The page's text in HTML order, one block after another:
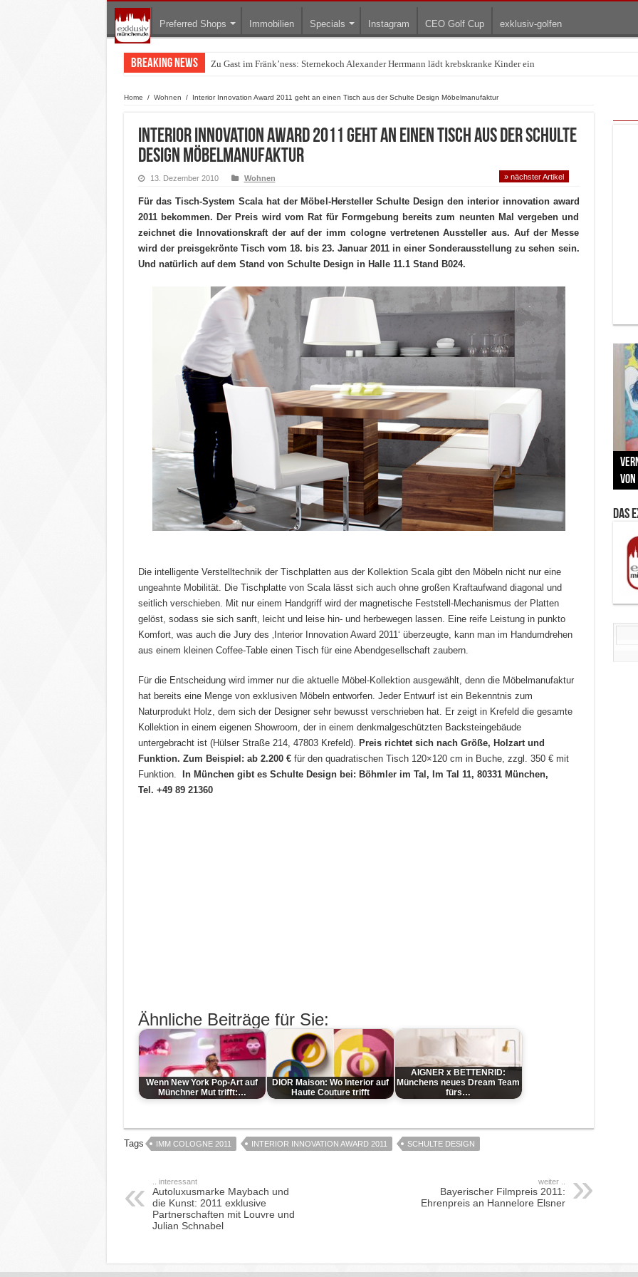
Preferred Shops Immobilien Specials Instagram CEO Golf Cup exklusiv-golfen
Breaking News Zu Gast im Fränk’ness: Sternekoch Alexander Herrmann lädt krebskranke Kinder ein
Warum München gerade zum Treffpunkt der Lingerie-Branche wurde
Home / Wohnen / Interior Innovation Award 2011 geht an einen Tisch aus der Schulte Design Möbelmanufaktur
Interior Innovation Award 2011 geht an einen Tisch aus der Schulte
Design Möbelmanufaktur
13. Dezember 2010 Wohnen » nächster Artikel
Für das Tisch-System Scala hat der Möbel-Hersteller Schulte Design den interior innovation award
2011 bekommen. Der Preis wird vom Rat für Formgebung bereits zum neunten Mal vergeben und
zeichnet die Innovationskraft der auf der imm cologne vertretenen Aussteller aus. Auf der Messe
wird der preisgekrönte Tisch vom 18. bis 23. Januar 2011 in einer Sonderausstellung zu sehen sein.
Und natürlich auf dem Stand von Schulte Design in Halle 11.1 Stand B024.
Die intelligente Verstelltechnik der Tischplatten aus der Kollektion Scala gibt den Möbeln nicht nur eine
ungeahnte Mobilität. Die Tischplatte von Scala lässt sich auch ohne großen Kraftaufwand diagonal und
seitlich verschieben. Mit nur einem Handgriff wird der magnetische Feststell-Mechanismus der Platten
gelöst, sodass sie sich sanft, leicht und leise hin- und herbewegen lassen. Eine reife Leistung in punkto
Komfort, was auch die Jury des ‚Interior Innovation Award 2011‘ überzeugte, kann man im Handumdrehen
aus einem kleinen Coffee-Table einen Tisch für eine Abendgesellschaft zaubern.
Für die Entscheidung wird immer nur die aktuelle Möbel-Kollektion ausgewählt, denn die Möbelmanufaktur
hat bereits eine Menge von exklusiven Möbeln entworfen. Jeder Entwurf ist ein Bekenntnis zum
Naturprodukt Holz, dem sich der Designer sehr bewusst verschrieben hat. Er zeigt in Krefeld die gesamte
Kollektion in einem eigenen Showroom, der in einem denkmalgeschützten Backsteingebäude
untergebracht ist (Hülser Straße 214, 47803 Krefeld). Preis richtet sich nach Größe, Holzart und
Funktion. Zum Beispiel: ab 2.200 € für den quadratischen Tisch 120×120 cm in Buche, zzgl. 350 € mit
Funktion.
In München gibt es Schulte Design bei: Böhmler im Tal, Im Tal 11, 80331 München,
Tel. +49 89 21360
Ähnliche Beiträge für Sie:
Wenn New York Pop-Art auf
Münchner Mut trifft:…
DIOR Maison: Wo Interior auf
Haute Couture trifft
AIGNER x BETTENRID:
Münchens neues Dream Team
fürs…
Tags IMM COLOGNE 2011 INTERIOR INNOVATION AWARD 2011 SCHULTE DESIGN
.. interessant
Autoluxusmarke Maybach und
die Kunst: 2011 exklusive
Partnerschaften mit Louvre und
Julian Schnabel
weiter ..
Bayerischer Filmpreis 2011:
Ehrenpreis an Hannelore Elsner
Zu
Das